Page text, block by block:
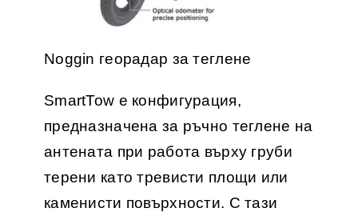
Noggin георадар за теглене
SmartTow е конфигурация,
предназначена за ръчно теглене на
антената при работа върху груби
терени като тревисти площи или
каменисти повърхности. С тази